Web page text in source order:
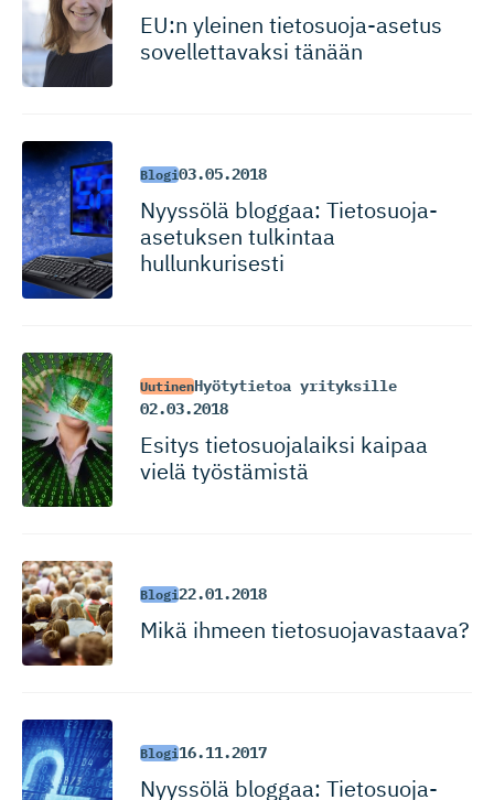
EU:n yleinen tietosuoja-asetus
sovellettavaksi tänään
Blogi03.05.2018
Nyyssölä bloggaa: Tietosuoja-
ase­tuksen tulkintaa
hullunkurisesti
UutinenHyötytietoa yrityksille
02.03.2018
Esitys tietosuoja­laiksi kaipaa
vielä työstämistä
Blogi22.01.2018
Mikä ihmeen tietosuoja­vastaava?
Blogi16.11.2017
Nyyssölä bloggaa: Tietosuoja-